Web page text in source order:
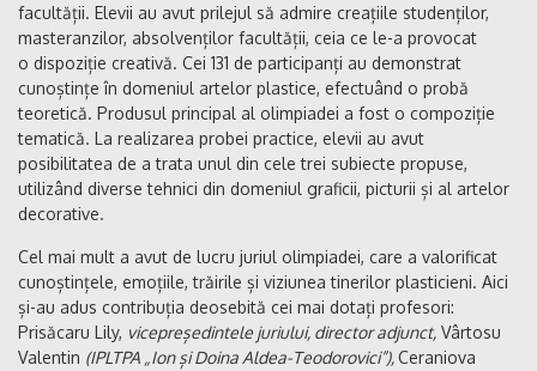
facultății. Elevii au avut prilejul să admire creațiile studenților,
masteranzilor, absolvenților facultății, ceia ce le-a provocat
o dispoziție creativă. Cei 131 de participanți au demonstrat
cunoștințe în domeniul artelor plastice, efectuând o probă
teoretică. Produsul principal al olimpiadei a fost o compoziție
tematică. La realizarea probei practice, elevii au avut
posibilitatea de a trata unul din cele trei subiecte propuse,
utilizând diverse tehnici din domeniul graficii, picturii și al artelor
decorative.
Cel mai mult a avut de lucru juriul olimpiadei, care a valorificat
cunoștințele, emoțiile, trăirile și viziunea tinerilor plasticieni. Aici
și-au adus contribuția deosebită cei mai dotați profesori:
Prisăcaru Lily, vicepreședintele juriului, director adjunct, Vârtosu
Valentin (IPLTPA „Ion și Doina Aldea-Teodorovici”),Ceraniova